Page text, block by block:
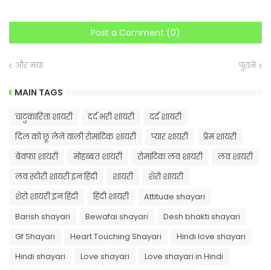
Post a Comment (0)
और नया पुराने
MAIN TAGS
चाटुकारिता शायरी दर्द भरी शायरी
दर्द शायरी
दिल को छू लेने वाली रोमांटिक शायरी
प्यार शायरी
प्रेम शायरी
बेवफा शायरी
मोहब्बत शायरी रोमांटिक लव शायरी
लव शायरी
लव स्टोरी शायरी इन हिंदी
शायरी
शेरो शायरी
शेरो शायरी इन हिंदी
हिंदी शायरी
Attitude shayari
Barish shayari
Bewafai shayari
Desh bhakti shayari
Gf Shayari
Heart Touching Shayari
Hindi love shayari
Hindi shayari
Love shayari
Love shayari in Hindi